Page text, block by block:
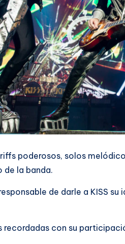
poderosos, solos
de la banda.
de darle a KISS
recordadas con su